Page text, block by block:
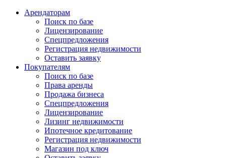
Арендаторам
Поиск по базе
Лицензирование
Спецпредложения
Регистрация недвижимости
Оставить заявку
Покупателям
Поиск по базе
Права аренды
Продажа бизнеса
Спецпредложения
Лицензирование
Лизинг недвижимости
Ипотечное кредитование
Регистрация недвижимости
Магазин под ключ